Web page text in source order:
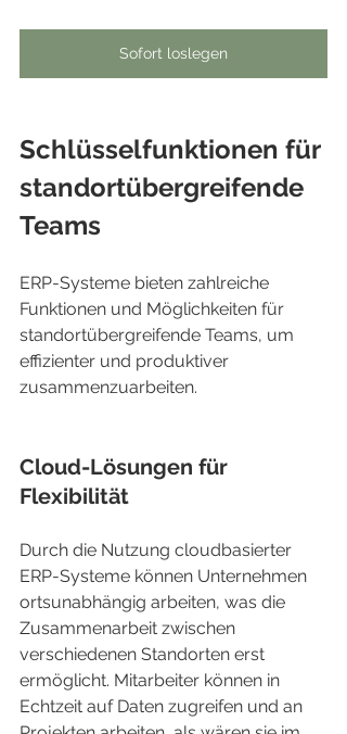
Sofort loslegen
Schlüsselfunktionen für
standortübergreifende
Teams
ERP-Systeme bieten zahlreiche
Funktionen und Möglichkeiten für
standortübergreifende Teams, um
effizienter und produktiver
zusammenzuarbeiten.
Cloud-Lösungen für
Flexibilität
Durch die Nutzung cloudbasierter
ERP-Systeme können Unternehmen
ortsunabhängig arbeiten, was die
Zusammenarbeit zwischen
verschiedenen Standorten erst
ermöglicht. Mitarbeiter können in
Echtzeit auf Daten zugreifen und an